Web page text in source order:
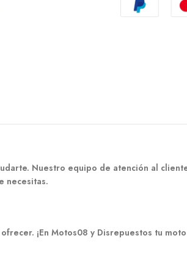
Nuestro equipo de atención al
necesitas.
¡En Motos08 y Disrepuestos tu